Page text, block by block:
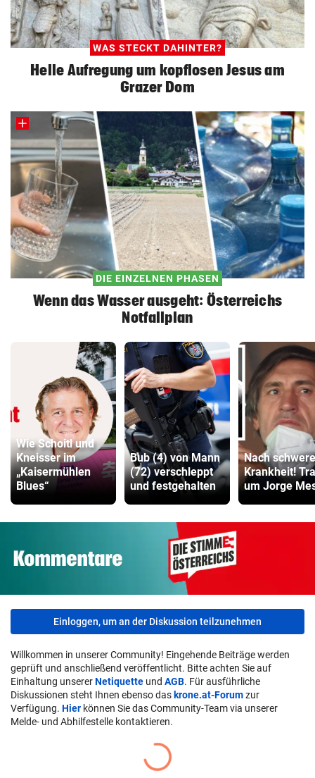
WAS STECKT DAHINTER?
Helle Aufregung um kopflosen Jesus am
Grazer Dom
DIE EINZELNEN PHASEN
Wenn das Wasser ausgeht: Österreichs
Notfallplan
Wie Schoitl und
Kneisser im
„Kaisermühlen
Blues“
Bub (4) von Mann
(72) verschleppt
und festgehalten
Nach
Krankheit!
um Jorge
Einloggen, um an der Diskussion teilzunehmen
Willkommen in unserer Community! Eingehende Beiträge werden
geprüft und anschließend veröffentlicht. Bitte achten Sie auf
Einhaltung unsererNetiquette und AGB. Für ausführliche
Diskussionen steht Ihnen ebenso das krone.at-Forumzur
Verfügung. Hier können Sie das Community-Team via unserer
Melde- und Abhilfestelle kontaktieren.